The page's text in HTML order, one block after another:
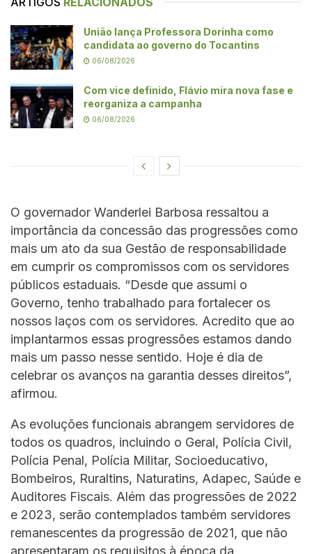
União lança Professora Dorinha como
candidata ao governo do Tocantins
06/08/2026
Com vice definido, Flávio mira nova fase e
reorganiza a campanha
06/08/2026
O governador Wanderlei Barbosa ressaltou a
importância da concessão das progressões como
mais um ato da sua Gestão de responsabilidade
em cumprir os compromissos com os servidores
públicos estaduais. “Desde que assumi o
Governo, tenho trabalhado para fortalecer os
nossos laços com os servidores. Acredito que ao
implantarmos essas progressões estamos dando
mais um passo nesse sentido. Hoje é dia de
celebrar os avanços na garantia desses direitos”,
afirmou.
As evoluções funcionais abrangem servidores de
todos os quadros, incluindo o Geral, Polícia Civil,
Polícia Penal, Polícia Militar, Socioeducativo,
Bombeiros, Ruraltins, Naturatins, Adapec, Saúde e
Auditores Fiscais. Além das progressões de 2022
e 2023, serão contemplados também servidores
remanescentes da progressão de 2021, que não